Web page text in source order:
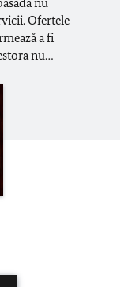
Ofertele
a fi
nu…